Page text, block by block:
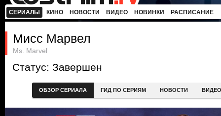
СЕРИАЛЫ КИНО НОВОСТИ ВИДЕО НОВИНКИ РАСПИСАНИЕ
Мисс Марвел
Ms. Marvel
Статус: Завершен
ОБЗОР СЕРИАЛА ГИД ПО СЕРИЯМ НОВОСТИ ВИДЕО